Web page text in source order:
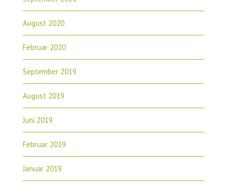
August 2020
Februar 2020
September 2019
August 2019
Juni 2019
Februar 2019
Januar 2019